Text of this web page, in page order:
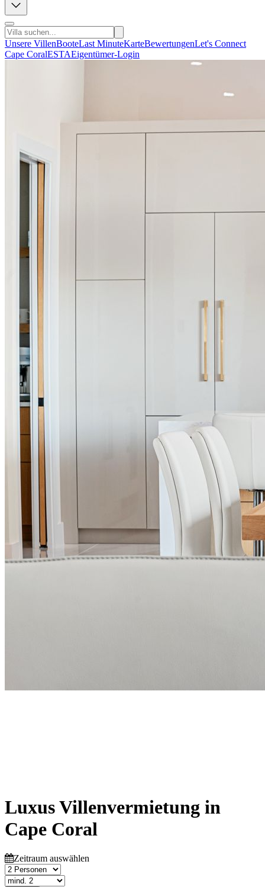
Unsere VillenBooteLast MinuteKarteBewertungenLet's Connect
Cape CoralESTAEigentümer-Login
Luxus Villenvermietung in
Cape Coral
Zeitraum auswählen